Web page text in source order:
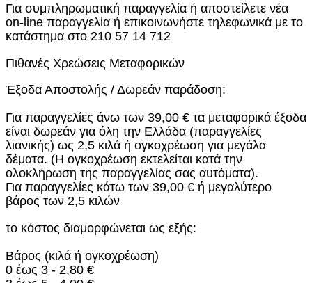
Για συμπληρωματική παραγγελία ή αποστείλετε νέα
on-line παραγγελία ή επικοινωνήστε τηλεφωνικά με το
κατάστημα στο 210 57 14 712
Πιθανές Χρεώσεις Μεταφορικών
Έξοδα Αποστολής / Δωρεάν παράδοση:
Για παραγγελίες άνω των 39,00 € τα μεταφορικά έξοδα
είναι δωρεάν για όλη την Ελλάδα (παραγγελίες
λιανικής) ως 2,5 κιλά ή ογκοχρέωση για μεγάλα
δέματα. (Η ογκοχρέωση εκτελείται κατά την
ολοκλήρωση της παραγγελίας σας αυτόματα).
Για παραγγελίες κάτω των 39,00 € ή μεγαλύτερο
βάρος των 2,5 κιλών
το κόστος διαμορφώνεται ως εξής:
Βάρος (κιλά ή ογκοχρέωση)
0 έως 3 - 2,80 €